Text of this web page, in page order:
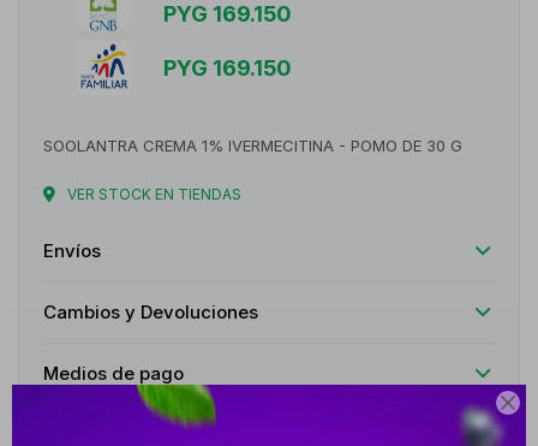

PYG 169.150
PYG 169.150
SOOLANTRA CREMA 1% IVERMECITINA - POMO DE 30 G
VER STOCK EN TIENDAS
Envíos
Cambios y Devoluciones
Medios de pago